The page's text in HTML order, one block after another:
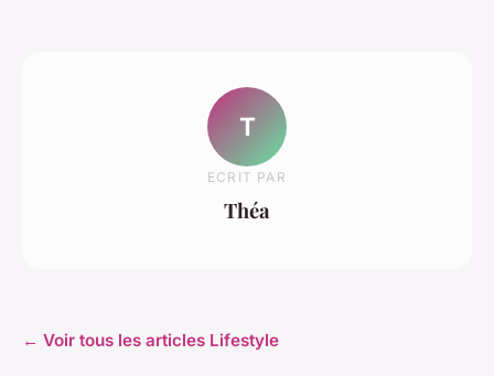
T
ECRIT PAR
Théa
← Voir tous les articles Lifestyle